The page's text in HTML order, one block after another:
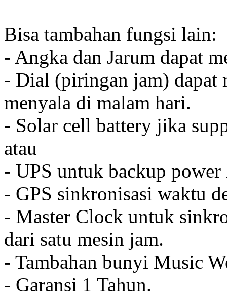
Bisa tambahan fungsi lain:
- Angka dan Jarum dapat
- Dial (piringan jam) dapat
menyala di malam hari.
- Solar cell battery jika
atau
- UPS untuk backup
- GPS sinkronisasi waktu
- Master Clock untuk
dari satu mesin jam.
- Tambahan bunyi Music
- Garansi 1 Tahun.